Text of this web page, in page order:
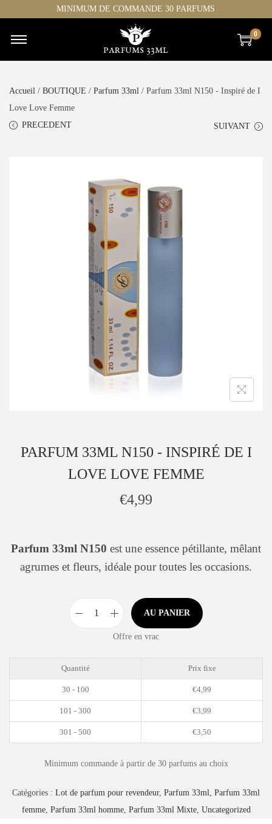
MINIMUM DE COMMANDE 30 PARFUMS
0
Accueil / BOUTIQUE / Parfum 33ml / Parfum 33ml N150 - Inspiré de I
Love Love Femme
PRECEDENT
SUIVANT
PARFUM 33ML N150 - INSPIRÉ DE I
LOVE LOVE FEMME
€4,99
Parfum 33ml N150 est une essence pétillante, mêlant
agrumes et fleurs, idéale pour toutes les occasions.
AU PANIER
Offre en vrac
Quantité Prix fixe
30 - 100 €4,99
101 - 300 €3,99
301 - 500 €3,50
Minimum commande à partir de 30 parfums au choix
Catégories : Lot de parfum pour revendeur, Parfum 33ml, Parfum 33ml
femme, Parfum 33ml homme, Parfum 33ml Mixte, Uncategorized